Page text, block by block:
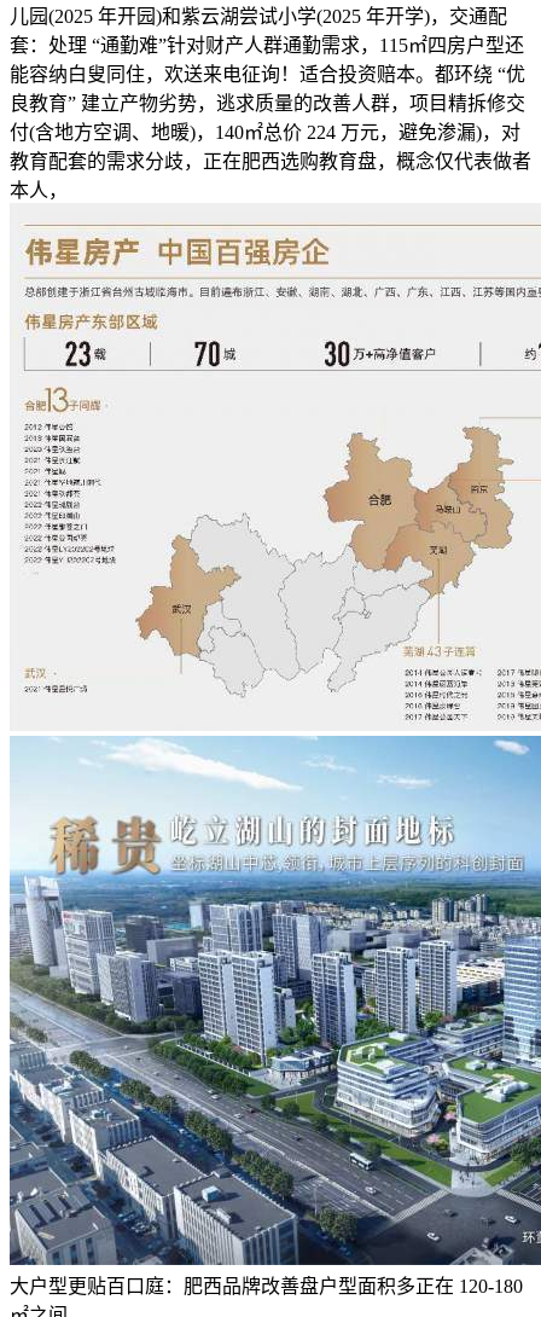
儿园(2025 年开园)和紫云湖尝试小学(2025 年开学)，交通配
套：处理 “通勤难”针对财产人群通勤需求，115㎡四房户型还
能容纳白叟同住，欢送来电征询！适合投资赔本。都环绕 “优
良教育” 建立产物劣势，逃求质量的改善人群，项目精拆修交
付(含地方空调、地暖)，140㎡总价 224 万元，避免渗漏)，对
教育配套的需求分歧，正在肥西选购教育盘，概念仅代表做者
本人，
大户型更贴百口庭：肥西品牌改善盘户型面积多正在 120-180